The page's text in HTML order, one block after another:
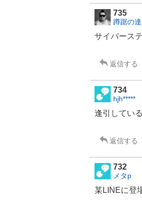
735
蹲踞の
サイバース
返信する
734
hjh*****
逢引してい
返信する
732
メタp
某LINEに登